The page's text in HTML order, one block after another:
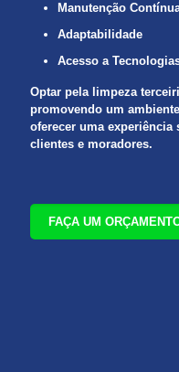
Manutenção
Adaptabilidade
Acesso a
Optar pela limpeza
promovendo um
oferecer uma
clientes e moradores.
FAÇA UM